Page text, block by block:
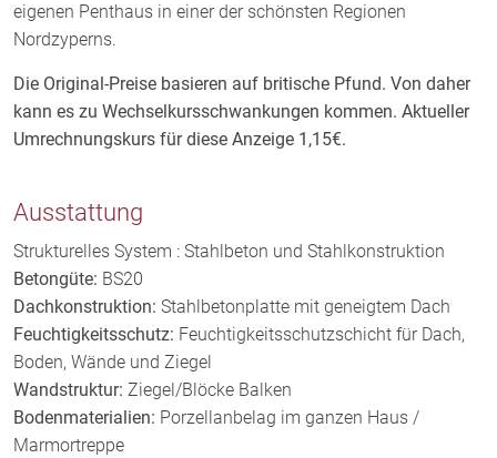
eigenen Penthaus in einer der schönsten Regionen
Nordzyperns.
Die Original-Preise basieren auf britische Pfund. Von daher
kann es zu Wechselkursschwankungen kommen. Aktueller
Umrechnungskurs für diese Anzeige 1,15€.
Ausstattung
Strukturelles System : Stahlbeton und Stahlkonstruktion
Betongüte: BS20
Dachkonstruktion: Stahlbetonplatte mit geneigtem Dach
Feuchtigkeitsschutz: Feuchtigkeitsschutzschicht für Dach,
Boden, Wände und Ziegel
Wandstruktur: Ziegel/Blöcke Balken
Bodenmaterialien: Porzellanbelag im ganzen Haus /
Marmortreppe